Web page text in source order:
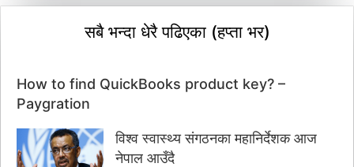
सबै भन्दा धेरै पढिएका (हप्ता भर)
How to find QuickBooks product key? –
Paygration
विश्व स्वास्थ्य संगठनका महानिर्देशक आज
नेपाल आउँदै